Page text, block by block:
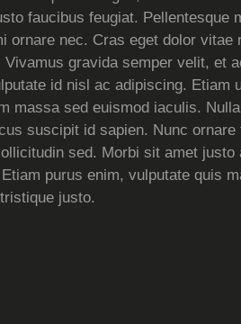
faucibus feugiat. Pellentesque
ornare nec. Cras eget dolor vitae
gravida semper velit, et
id nisl ac adipiscing. Etiam
massa sed euismod iaculis.
suscipit id sapien. Nunc
sed. Morbi sit amet justo
purus enim, vulputate quis
justo.